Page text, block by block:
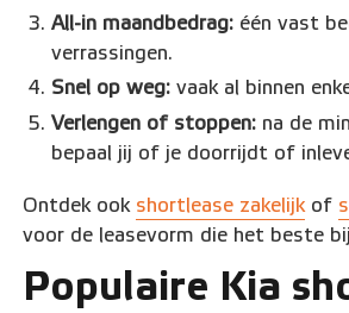
All-in maandbedrag: één vast
verrassingen.
Snel op weg: vaak al binnen
Verlengen of stoppen: na de
bepaal jij of je doorrijdt of
Ontdek ook shortlease zakelijkof
voor de leasevorm die het beste
Populaire Kia